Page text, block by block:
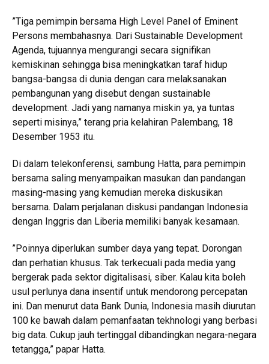
”Tiga pemimpin bersama High Level Panel of Eminent
Persons membahasnya. Dari Sustainable Development
Agenda, tujuannya mengurangi secara signifikan
kemiskinan sehingga bisa meningkatkan taraf hidup
bangsa-bangsa di dunia dengan cara melaksanakan
pembangunan yang disebut dengan sustainable
development. Jadi yang namanya miskin ya, ya tuntas
seperti misinya,” terang pria kelahiran Palembang, 18
Desember 1953 itu.
Di dalam telekonferensi, sambung Hatta, para pemimpin
bersama saling menyampaikan masukan dan pandangan
masing-masing yang kemudian mereka diskusikan
bersama. Dalam perjalanan diskusi pandangan Indonesia
dengan Inggris dan Liberia memiliki banyak kesamaan.
”Poinnya diperlukan sumber daya yang tepat. Dorongan
dan perhatian khusus. Tak terkecuali pada media yang
bergerak pada sektor digitalisasi, siber. Kalau kita boleh
usul perlunya dana insentif untuk mendorong percepatan
ini. Dan menurut data Bank Dunia, Indonesia masih diurutan
100 ke bawah dalam pemanfaatan tekhnologi yang berbasi
big data. Cukup jauh tertinggal dibandingkan negara-negara
tetangga,” papar Hatta.